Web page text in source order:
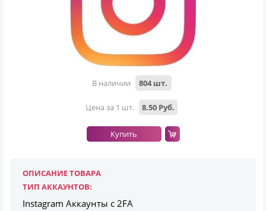
В наличии 804 шт.
Цена за 1 шт. 8.50 Руб.
Купить
ОПИСАНИЕ ТОВАРА
ТИП АККАУНТОВ:
Instagram Аккаунты с 2FA
Всего позиций в корзине